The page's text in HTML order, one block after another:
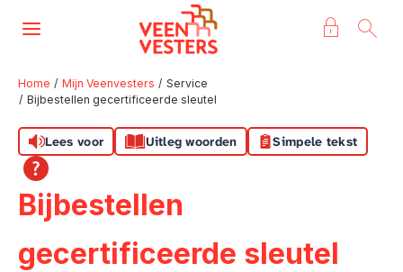
Naar hoofdinhoud
Naar hoofdnavigatiemenu
Naar zoeken
Naar de homepage
Ga naar Hoofd
Home Mijn Veenvesters
Service
Bijbestellen gecertificeerde sleutel
Lees voor Uitleg woorden Simpele tekst
Bijbestellen
gecertificeerde sleutel